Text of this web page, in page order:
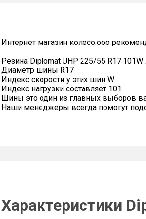
Интернет магазин колесо.ооо
Резина Diplomat UHP 225/55 R17 101W
Диаметр шины R17
Индекс скорости у этих шин W
Индекс нагрузки составляет 101
Шины это один из главных выборов
Наши менеджеры всегда помогут
Характеристики